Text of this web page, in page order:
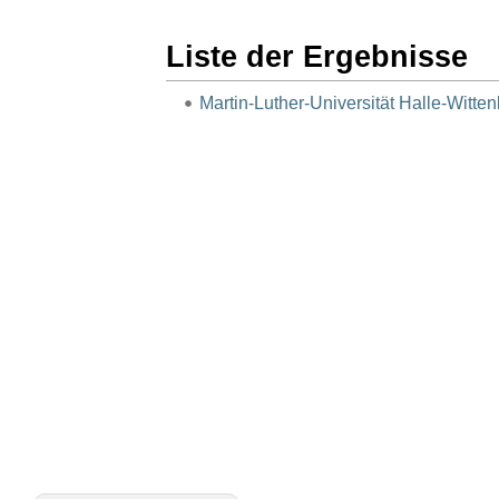
Liste der Ergebnisse
Martin-Luther-Universität Halle-